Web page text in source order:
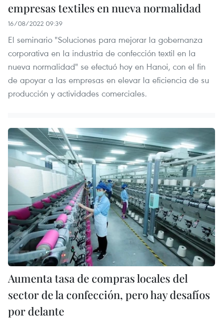
empresas textiles en nueva normalidad
16/08/2022 09:39
El seminario "Soluciones para mejorar la gobernanza
corporativa en la industria de confección textil en la
nueva normalidad" se efectuó hoy en Hanoi, con el fin
de apoyar a las empresas en elevar la eficiencia de su
producción y actividades comerciales.
Aumenta tasa de compras locales del
sector de la confección, pero hay desafíos
por delante